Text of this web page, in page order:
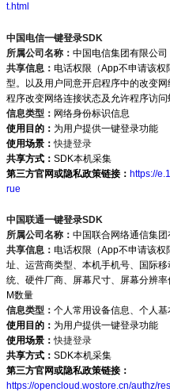
t.html
中国电信一键登录SDK
所属公司名称： 中国电信集团有限公司
共享信息： 电话权限（App不申请该权
型。以及用户同意开启程序中的改变
程序改变网络连接状态及允许程序访
信息类型： 网络身份标识信息
使用目的： 为用户提供一键登录功能
使用场景：快捷登录
共享方式： SDK本机采集
第三方官网或隐私政策链接： https://
rue
中国联通一键登录SDK
所属公司名称： 中国联合网络通信集团
共享信息： 电话权限（App不申请该权
址、运营商类型、本机手机号、国际
统、硬件厂商、屏幕尺寸、屏幕分辨
M数量
信息类型： 个人常用设备信息、个人基
使用目的： 为用户提供一键登录功能
使用场景：快捷登录
共享方式： SDK本机采集
第三方官网或隐私政策链接：
https://opencloud.wostore.cn/authz/